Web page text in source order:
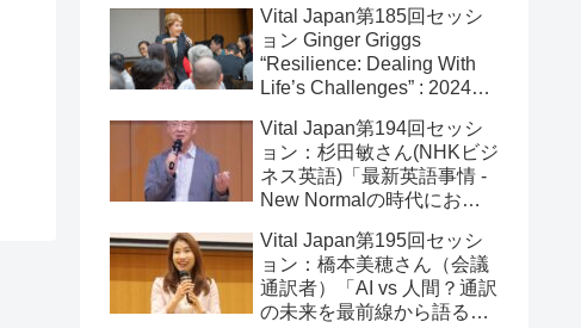
Vital Japan第185回セッシ
ョン Ginger Griggs
“Resilience: Dealing With
Life’s Challenges” : 2024年
Vital Japan第194回セッシ
ョン：杉田敏さん(NHKビジ
ネス英語)「最新英語事情 -
New Normalの時代におけ
Vital Japan第195回セッシ
ョン：橋本美穂さん（会議
通訳者）「AI vs 人間？通訳
の未来を最前線から語る」